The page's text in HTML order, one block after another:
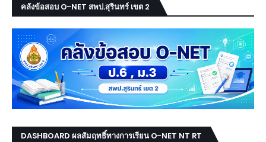
คลังข้อสอบ O-NET สพป.สุรินทร์ เขต 2
DASHBOARD ผลสัมฤทธิ์ทางการเรียน O-NET NT RT